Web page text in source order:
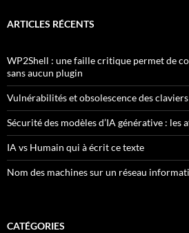
ARTICLES RÉCENTS
WP2Shell : une faille critique permet de
sans aucun plugin
Vulnérabilités et obsolescence des
Sécurité des modèles d’IA générative : les
IA vs Humain qui à écrit ce texte
Nom des machines sur un réseau
CATÉGORIES